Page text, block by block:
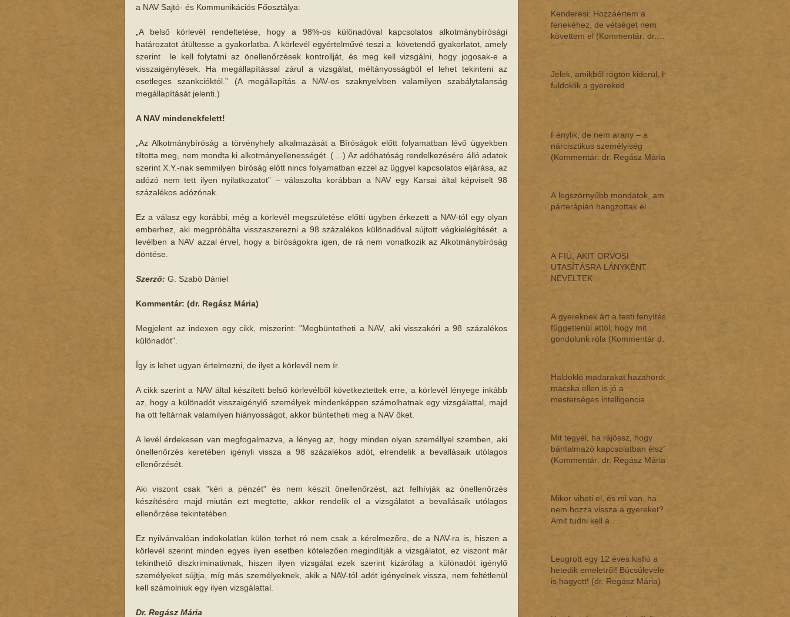
a NAV Sajtó- és Kommunikációs Főosztálya:
„A belső körlevél rendeltetése, hogy a 98%-os különadóval kapcsolatos alkotmánybírósági
határozatot átültesse a gyakorlatba. A körlevél egyértelművé teszi a  követendő gyakorlatot, amely
szerint  le kell folytatni az önellenőrzések kontrollját, és meg kell vizsgálni, hogy jogosak-e a
visszaigénylések. Ha megállapítással zárul a vizsgálat, méltányosságból el lehet tekinteni az
esetleges szankcióktól.” (A megállapítás a NAV-os szaknyelvben valamilyen szabálytalanság
megállapítását jelenti.)
A NAV mindenekfelett!
„Az Alkotmánybíróság a törvényhely alkalmazását a Bíróságok előtt folyamatban lévő ügyekben
tiltotta meg, nem mondta ki alkotmányellenességét. (....) Az adóhatóság rendelkezésére álló adatok
szerint X.Y.-nak semmilyen bíróság előtt nincs folyamatban ezzel az üggyel kapcsolatos eljárása, az
adózó nem tett ilyen nyilatkozatot” – válaszolta korábban a NAV egy Karsai által képviselt 98
százalékos adózónak.
Ez a válasz egy korábbi, még a körlevél megszületése előtti ügyben érkezett a NAV-tól egy olyan
emberhez, aki megpróbálta visszaszerezni a 98 százalékos különadóval sújtott végkielégítését. a
levélben a NAV azzal érvel, hogy a bíróságokra igen, de rá nem vonatkozik az Alkotmánybíróság
döntése.
Szerző: G. Szabó Dániel
Kommentár: (dr. Regász Mária)
Megjelent az indexen egy cikk, miszerint: "Megbüntetheti a NAV, aki visszakéri a 98 százalékos
különadót".
Így is lehet ugyan értelmezni, de ilyet a körlevél nem ír.
A cikk szerint a NAV által készített belső körlevélből következtettek erre, a körlevél lényege inkább
az, hogy a különadót visszaigénylő személyek mindenképpen számolhatnak egy vizsgálattal, majd
ha ott feltárnak valamilyen hiányosságot, akkor büntetheti meg a NAV őket.
A levél érdekesen van megfogalmazva, a lényeg az, hogy minden olyan személlyel szemben, aki
önellenőrzés keretében igényli vissza a 98 százalékos adót, elrendelik a bevallásaik utólagos
ellenőrzését.
Aki viszont csak "kéri a pénzét" és nem készít önellenőrzést, azt felhívják az önellenőrzés
készítésére majd miután ezt megtette, akkor rendelik el a vizsgálatot a bevallásaik utólagos
ellenőrzése tekintetében.
Ez nyilvánvalóan indokolatlan külön terhet ró nem csak a kérelmezőre, de a NAV-ra is, hiszen a
körlevél szerint minden egyes ilyen esetben kötelezően megindítják a vizsgálatot, ez viszont már
tekinthető diszkriminativnak, hiszen ilyen vizsgálat ezek szerint kizárólag a különadót igénylő
személyeket sújtja, míg más személyeknek, akik a NAV-tól adót igényelnek vissza, nem feltétlenül
kell számolniuk egy ilyen vizsgálattal.
Dr. Regász Mária
Kenderesi: Hozzáértem a
fenekéhez, de vétséget nem
követtem el (Kommentár: dr.
Jelek, amikből rögtön kiderül, ha
fuldoklik a gyereked
Fénylik, de nem arany – a
nárcisztikus személyiség
(Kommentár: dr. Regász Mária)
A legszörnyűbb mondatok, amik
párterápián hangzottak el
A FIÚ, AKIT ORVOSI
UTASÍTÁSRA LÁNYKÉNT
NEVELTEK
A gyereknek árt a testi fenyítés,
függetlenül attól, hogy mit
gondolunk róla (Kommentár dr.
Haldokló madarakat hazahordó
macska ellen is jó a
mesterséges intelligencia
Mit tegyél, ha rájössz, hogy
bántalmazó kapcsolatban élsz?
(Kommentár: dr. Regász Mária)
Mikor viheti el, és mi van, ha
nem hozza vissza a gyereket?
Amit tudni kell a
Leugrott egy 12 éves kisfiú a
hetedik emeletről! Búcsúlevelet
is hagyott! (dr. Regász Mária)